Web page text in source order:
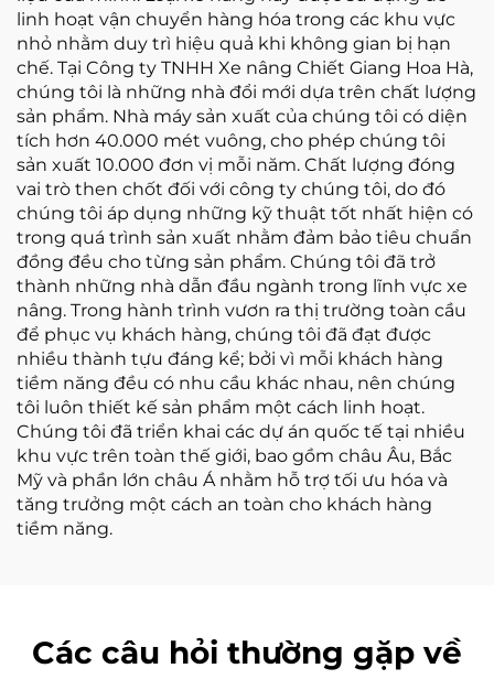
linh hoạt vận chuyển hàng hóa trong các khu vực
nhỏ nhằm duy trì hiệu quả khi không gian bị hạn
chế. Tại Công ty TNHH Xe nâng Chiết Giang Hoa Hà,
chúng tôi là những nhà đổi mới dựa trên chất lượng
sản phẩm. Nhà máy sản xuất của chúng tôi có diện
tích hơn 40.000 mét vuông, cho phép chúng tôi
sản xuất 10.000 đơn vị mỗi năm. Chất lượng đóng
vai trò then chốt đối với công ty chúng tôi, do đó
chúng tôi áp dụng những kỹ thuật tốt nhất hiện có
trong quá trình sản xuất nhằm đảm bảo tiêu chuẩn
đồng đều cho từng sản phẩm. Chúng tôi đã trở
thành những nhà dẫn đầu ngành trong lĩnh vực xe
nâng. Trong hành trình vươn ra thị trường toàn cầu
để phục vụ khách hàng, chúng tôi đã đạt được
nhiều thành tựu đáng kể; bởi vì mỗi khách hàng
tiềm năng đều có nhu cầu khác nhau, nên chúng
tôi luôn thiết kế sản phẩm một cách linh hoạt.
Chúng tôi đã triển khai các dự án quốc tế tại nhiều
khu vực trên toàn thế giới, bao gồm châu Âu, Bắc
Mỹ và phần lớn châu Á nhằm hỗ trợ tối ưu hóa và
tăng trưởng một cách an toàn cho khách hàng
tiềm năng.
Các câu hỏi thường gặp về